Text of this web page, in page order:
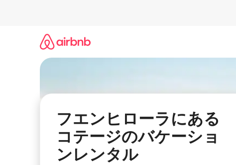
フエンヒローラにある
コテージのバケーショ
ンレンタル